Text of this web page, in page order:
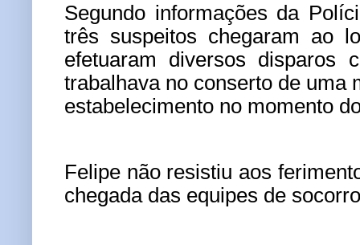
Segundo informações da
três suspeitos chegaram ao
efetuaram diversos disparos
trabalhava no conserto de uma
estabelecimento no momento
Felipe não resistiu aos
chegada das equipes de